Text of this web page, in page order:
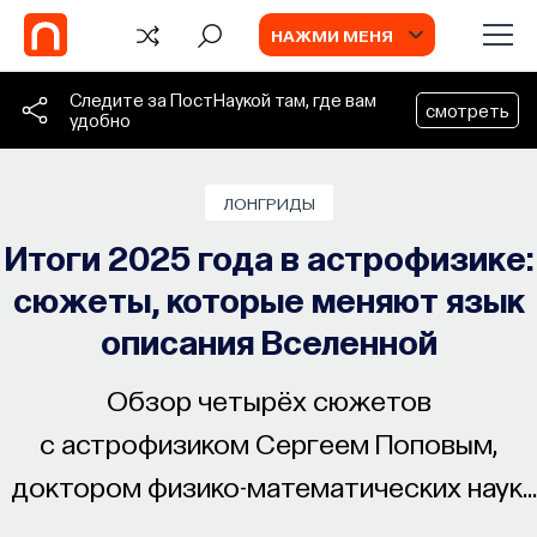
НАЖМИ МЕНЯ
Следите за ПостНаукой там, где вам
удобно
смотреть
ЛОНГРИДЫ
Итоги 2025 года в астрофизике:
сюжеты, которые меняют язык
описания Вселенной
Обзор четырёх сюжетов
с астрофизиком Сергеем Поповым,
доктором физико-математических наук,
профессором РАН и популяризатором
Запуск рекрутингового сервиса
Naukka Talents
Основатель ПостНауки Ивар Максутов
запускает сервис, который поможет найти
компаниях
ПОСТНАУКА СОХРАНИТЬ В ЗАКЛАДКИ